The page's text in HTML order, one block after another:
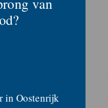
in Oostenrijk